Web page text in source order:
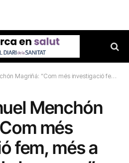
“Com més investigació fem, més a prop som de les cures”
Menchón
més
fem, més a